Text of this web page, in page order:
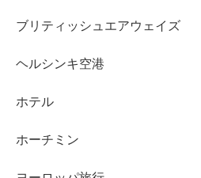
ブリティッシュエアウェイズ
ヘルシンキ空港
ホテル
ホーチミン